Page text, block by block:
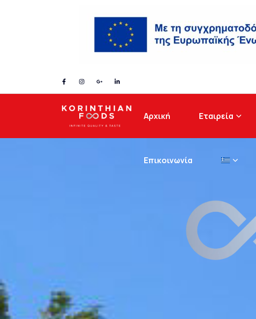
Αρχική Εταιρεία
Επικοινωνία
Gallery